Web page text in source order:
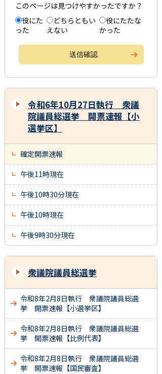
このページは見つけやすかったですか？
役にた
った
どちらともい
えない
役にたたな
かった
令和6年10月27日執行 衆議
院議員総選挙 開票速報【小
選挙区】
確定開票速報
午後11時現在
午後10時30分現在
午後10時現在
午後9時30分現在
衆議院議員総選挙
令和8年2月8日執行 衆議院議員総選
挙 開票速報【小選挙区】
令和8年2月8日執行 衆議院議員総選
挙 開票速報【比例代表】
令和8年2月8日執行 衆議院議員総選
挙 開票速報【国民審査】